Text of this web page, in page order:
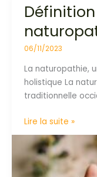
06/11/2023
La naturopathie,
holistique La
traditionnelle
Définition
Qu’est-
ce
la
naturopathie
Lire la suite »